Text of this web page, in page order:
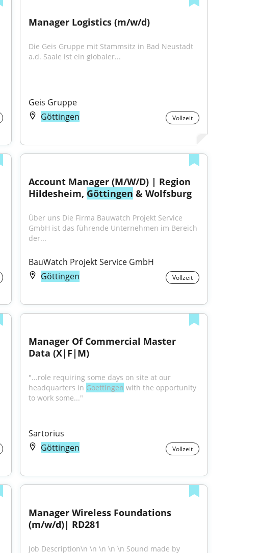
Manager Logistics (m/w/d)
Die Geis Gruppe mit Stammsitz in Bad Neustadt
a.d. Saale ist ein globaler...
Geis Gruppe
Göttingen
Vollzeit
Account Manager (M/W/D) | Region
Hildesheim, Göttingen & Wolfsburg
Über uns Die Firma Bauwatch Projekt Service
GmbH ist das führende Unternehmen im Bereich
der...
BauWatch Projekt Service GmbH
Göttingen
Vollzeit
Manager Of Commercial Master
Data (X|F|M)
"...role requiring some days on site at our
headquarters in Goettingen with the opportunity
to work some..."
Sartorius
Göttingen
Vollzeit
Manager Wireless Foundations
(m/w/d)| RD281
Job Description\n \n \n \n \n Sound made by